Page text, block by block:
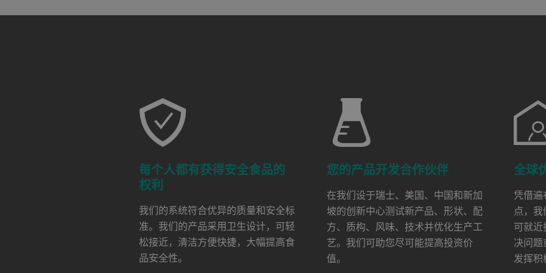
每个人都有获得安全食品的
权利
我们的系统符合优异的质量和安全标
准。我们的产品采用卫生设计，可轻
松接近，清洁方便快捷，大幅提高食
品安全性。
您的产品开发合作伙伴
在我们设于瑞士、美国、中国和新加
坡的创新中心测试新产品、形状、配
方、质构、风味、技术并优化生产工
艺。我们可助您尽可能提高投资价
值。
全球
凭借
点，
可就
决问
发挥积